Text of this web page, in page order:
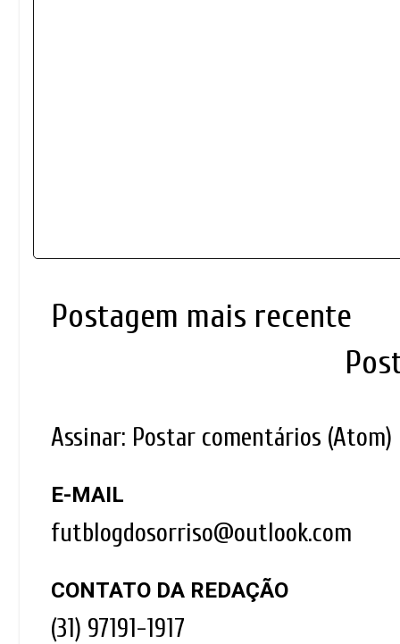
Postagem mais recente
Assinar: Postar comentários (Atom)
E-MAIL
futblogdosorriso@outlook.com
CONTATO DA REDAÇÃO
(31) 97191-1917